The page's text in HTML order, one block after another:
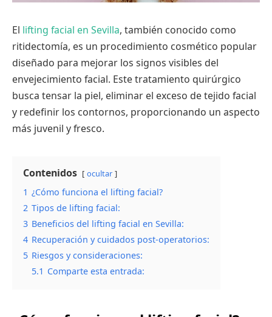
El lifting facial en Sevilla, también conocido como
ritidectomía, es un procedimiento cosmético popular
diseñado para mejorar los signos visibles del
envejecimiento facial. Este tratamiento quirúrgico
busca tensar la piel, eliminar el exceso de tejido facial
y redefinir los contornos, proporcionando un aspecto
más juvenil y fresco.
Contenidos ocultar
1 ¿Cómo funciona el lifting facial?
2 Tipos de lifting facial:
3 Beneficios del lifting facial en Sevilla:
4 Recuperación y cuidados post-operatorios:
5 Riesgos y consideraciones:
5.1 Comparte esta entrada: